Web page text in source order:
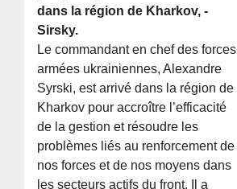
dans la région de Kharkov, -
Sirsky.
Le commandant en chef des forces
armées ukrainiennes, Alexandre
Syrski, est arrivé dans la région de
Kharkov pour accroître l’efficacité
de la gestion et résoudre les
problèmes liés au renforcement de
nos forces et de nos moyens dans
les secteurs actifs du front. Il a